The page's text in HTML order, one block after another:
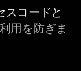
スコードと
用を防ぎま